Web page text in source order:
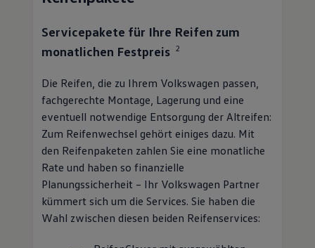
fachgerechte Montage, Lagerung und eine
eventuell notwendige Entsorgung der Altreifen:
den Reifenpaketen zahlen Sie eine monatliche
Rate und haben so finanzielle
Planungssicherheit – Ihr VolkswagenPartner
kümmert sich um die Services. Sie haben die
Wahl zwischen diesen beiden Reifenservices:
ReifenClevermit ausgewählten
Reifenmarken (Semperit, Firestone,
Kleber, Fulda oder Falken)